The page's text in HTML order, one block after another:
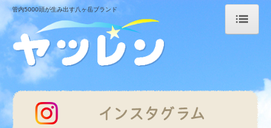
ホーム
おいしさの秘密
牛乳工場の秘密
管内5000頭が生み出す八ヶ岳ブランド